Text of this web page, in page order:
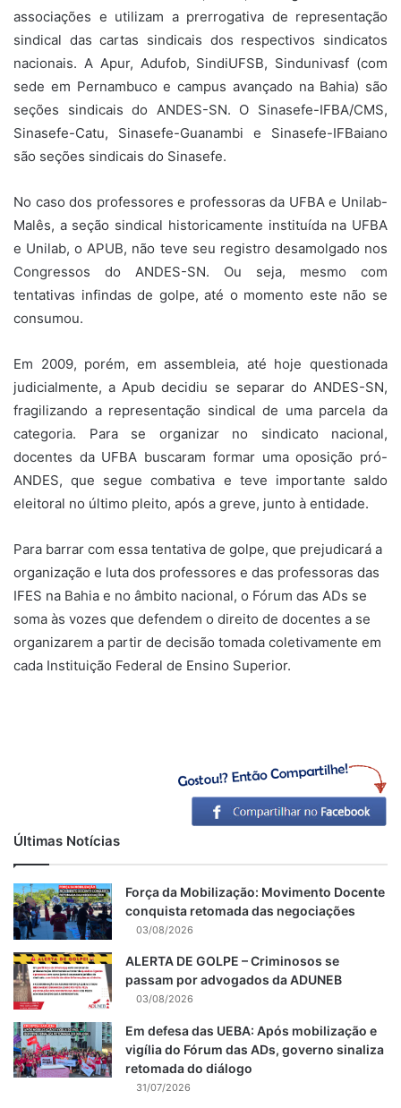
associações e utilizam a prerrogativa de representação
sindical das cartas sindicais dos respectivos sindicatos
nacionais. A Apur, Adufob, SindiUFSB, Sindunivasf (com
sede em Pernambuco e campus avançado na Bahia) são
seções sindicais do ANDES-SN. O Sinasefe-IFBA/CMS,
Sinasefe-Catu, Sinasefe-Guanambi e Sinasefe-IFBaiano
são seções sindicais do Sinasefe.
No caso dos professores e professoras da UFBA e Unilab-
Malês, a seção sindical historicamente instituída na UFBA
e Unilab, o APUB, não teve seu registro desamolgado nos
Congressos do ANDES-SN. Ou seja, mesmo com
tentativas infindas de golpe, até o momento este não se
consumou.
Em 2009, porém, em assembleia, até hoje questionada
judicialmente, a Apub decidiu se separar do ANDES-SN,
fragilizando a representação sindical de uma parcela da
categoria. Para se organizar no sindicato nacional,
docentes da UFBA buscaram formar uma oposição pró-
ANDES, que segue combativa e teve importante saldo
eleitoral no último pleito, após a greve, junto à entidade.
Para barrar com essa tentativa de golpe, que prejudicará a
organização e luta dos professores e das professoras das
IFES na Bahia e no âmbito nacional, o Fórum das ADs se
soma às vozes que defendem o direito de docentes a se
organizarem a partir de decisão tomada coletivamente em
cada Instituição Federal de Ensino Superior.
Últimas Notícias
Força da Mobilização: Movimento Docente
conquista retomada das negociações
03/08/2026
ALERTA DE GOLPE – Criminosos se
passam por advogados da ADUNEB
03/08/2026
Em defesa das UEBA: Após mobilização e
vigília do Fórum das ADs, governo sinaliza
retomada do diálogo
31/07/2026